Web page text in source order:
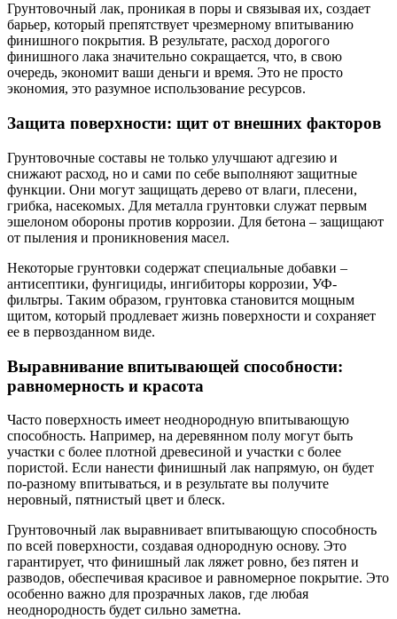
Грунтовочный лак, проникая в поры и связывая их, создает
барьер, который препятствует чрезмерному впитыванию
финишного покрытия. В результате, расход дорогого
финишного лака значительно сокращается, что, в свою
очередь, экономит ваши деньги и время. Это не просто
экономия, это разумное использование ресурсов.
Защита поверхности: щит от внешних факторов
Грунтовочные составы не только улучшают адгезию и
снижают расход, но и сами по себе выполняют защитные
функции. Они могут защищать дерево от влаги, плесени,
грибка, насекомых. Для металла грунтовки служат первым
эшелоном обороны против коррозии. Для бетона – защищают
от пыления и проникновения масел.
Некоторые грунтовки содержат специальные добавки –
антисептики, фунгициды, ингибиторы коррозии, УФ-
фильтры. Таким образом, грунтовка становится мощным
щитом, который продлевает жизнь поверхности и сохраняет
ее в первозданном виде.
Выравнивание впитывающей способности:
равномерность и красота
Часто поверхность имеет неоднородную впитывающую
способность. Например, на деревянном полу могут быть
участки с более плотной древесиной и участки с более
пористой. Если нанести финишный лак напрямую, он будет
по-разному впитываться, и в результате вы получите
неровный, пятнистый цвет и блеск.
Грунтовочный лак выравнивает впитывающую способность
по всей поверхности, создавая однородную основу. Это
гарантирует, что финишный лак ляжет ровно, без пятен и
разводов, обеспечивая красивое и равномерное покрытие. Это
особенно важно для прозрачных лаков, где любая
неоднородность будет сильно заметна.